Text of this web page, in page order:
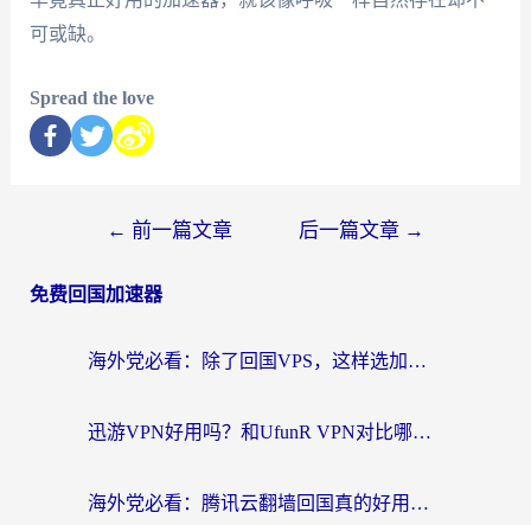
可或缺。
Spread the love
← 前一篇文章 后一篇文章 →
免费回国加速器
海外党必看：除了回国VPS，这样选加速器也能无缝刷国内资源？
迅游VPN好用吗？和UfunR VPN对比哪个回国效果更好？海外党亲测避坑指南
海外党必看：腾讯云翻墙回国真的好用吗？+ 3步选对回国加速器指南